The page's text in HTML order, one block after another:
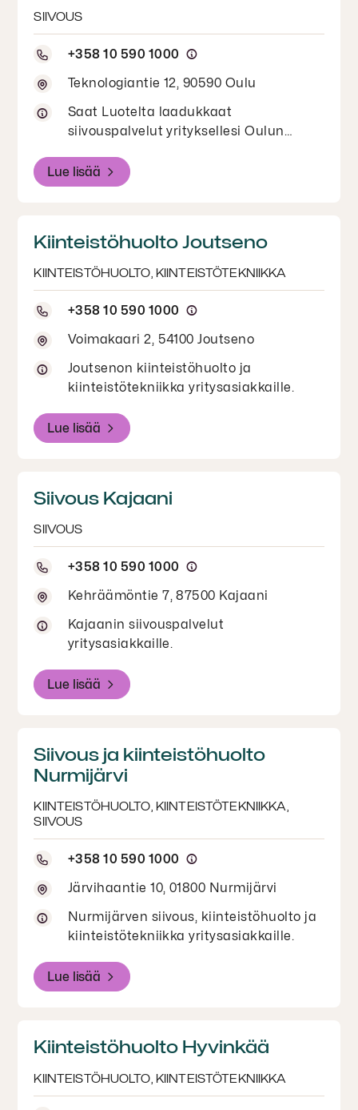
SIIVOUS
+358 10 590 1000
Teknologiantie 12, 90590 Oulu
Saat Luotelta laadukkaat
siivouspalvelut yrityksellesi Oulun
siivouspalveluihin.
Lue lisää
Kiinteistöhuolto Joutseno
KIINTEISTÖHUOLTO, KIINTEISTÖTEKNIIKKA
+358 10 590 1000
Voimakaari 2, 54100 Joutseno
Joutsenon kiinteistöhuolto ja
kiinteistötekniikka yritysasiakkaille.
Lue lisää
Siivous Kajaani
SIIVOUS
+358 10 590 1000
Kehräämöntie 7, 87500 Kajaani
Kajaanin siivouspalvelut
yritysasiakkaille.
Lue lisää
Siivous ja kiinteistöhuolto
Nurmijärvi
KIINTEISTÖHUOLTO, KIINTEISTÖTEKNIIKKA,
SIIVOUS
+358 10 590 1000
Järvihaantie 10, 01800 Nurmijärvi
Nurmijärven siivous, kiinteistöhuolto ja
kiinteistötekniikka yritysasiakkaille.
Lue lisää
Kiinteistöhuolto Hyvinkää
KIINTEISTÖHUOLTO, KIINTEISTÖTEKNIIKKA